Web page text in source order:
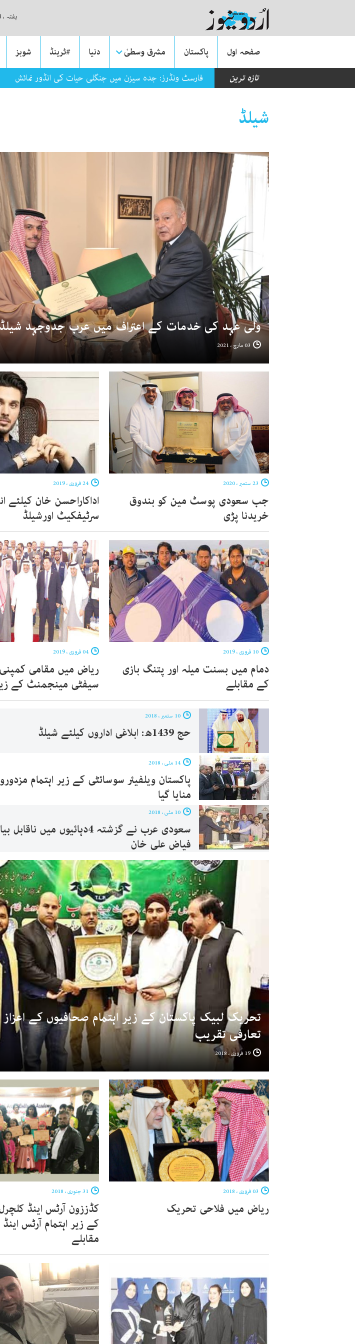
ہفتہ ، 08 اگست ، 2026
صفحہ اول پاکستان مشرق وسطیٰ دنیا #ٹرینڈ شوبز
تازہ ترین
فارسٹ ونڈرز: جدہ سیزن میں جنگلی حیات کی انڈور نمائش
شیلڈ
ولی عہد کی خدمات کے اعتراف میں عرب جدوجہد
جب سعودی پوسٹ مین کو بندوق
خریدنا پڑی
اداکاراحسن خان کیلئے
سرٹیفکیٹ اورشیلڈ
دمام میں بسنت میلہ اور پتنگ بازی
کے مقابلے
ریاض میں مقامی کمپنی
سیفٹی مینجمنٹ کے
حج 1439ھ: ابلاغی اداروں کیلئے شیلڈ
پاکستان ویلفیئر سوسائٹی کے زیر اہتمام
منایا گیا
سعودی عرب نے گزشتہ 4دہائیوں
فیاض علی خان
تحریک لبیک پاکستان کے زیر اہتمام صحافیوں کے
تعارفی تقریب
ریاض میں فلاحی تحریک
کڈززون آرٹس اینڈ
کے زیر اہتمام آرٹس
مقابلے